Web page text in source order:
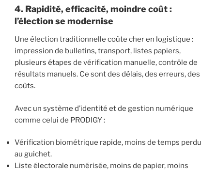
4. Rapidité, efficacité, moindre coût :
l’élection se modernise
Une élection traditionnelle coûte cher en logistique :
impression de bulletins, transport, listes papiers,
plusieurs étapes de vérification manuelle, contrôle de
résultats manuels. Ce sont des délais, des erreurs, des
coûts.
Avec un système d’identité et de gestion numérique
comme celui de PRODIGY :
Vérification biométrique rapide, moins de temps perdu
au guichet.
Liste électorale numérisée, moins de papier, moins